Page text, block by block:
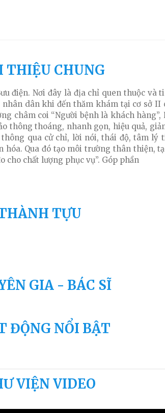
THIỆU CHUNG
điện. Nơi đây là địa chỉ quen thuộc và
dân khi đến thăm khám tại cơ sở II
châm coi “Người bệnh là khách
thông thoáng, nhanh gọn, hiệu quả,
qua cử chỉ, lời nói, thái độ, tâm lý
Qua đó tạo môi trường thân thiện,
cho chất lượng phục vụ”. Góp phần
TỰU
GIA - BÁC SĨ
ĐỘNG NỔI BẬT
VIỆN VIDEO